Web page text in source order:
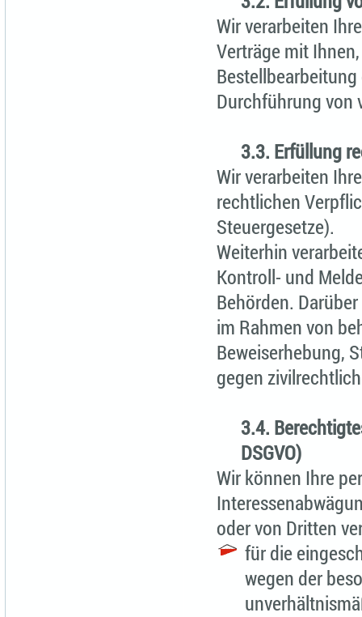
Wir verarbeiten
Verträge mit
Durchführung von
3.3. Erfüllung
Wir verarbeiten
rechtlichen
Steuergesetze).
Weiterhin
Kontroll- und
Behörden.
im Rahmen von
Beweiserhebung,
gegen
3.4.
DSGVO)
Wir können Ihre
oder von Dritten
für die
wegen der